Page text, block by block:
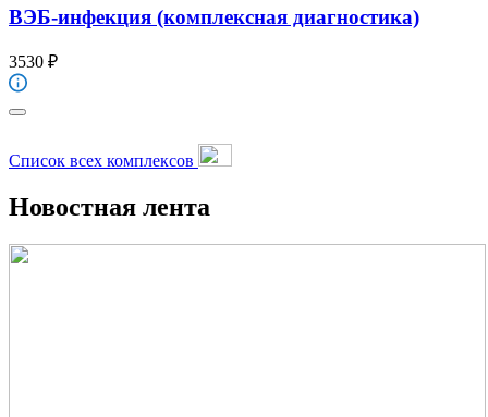
ВЭБ-инфекция (комплексная диагностика)
3530 ₽
Список всех комплексов
Новостная лента